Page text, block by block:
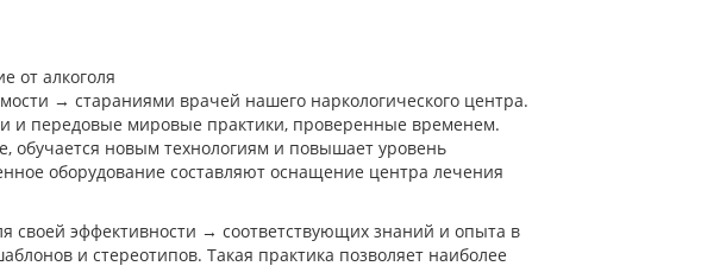
→ стараниями врачей нашего наркологического центра.
и передовые мировые практики, проверенные временем.
обучается новым технологиям и повышает уровень
оборудование составляют оснащение центра лечения
своей эффективности → соответствующих знаний и опыта в
и стереотипов. Такая практика позволяет наиболее